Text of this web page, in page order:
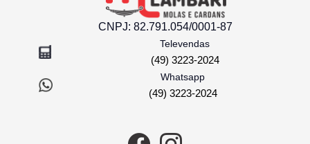
COMPRAR
CNPJ: 82.791.054/0001-87
Televendas
(49) 3223-2024
Whatsapp
(49) 3223-2024